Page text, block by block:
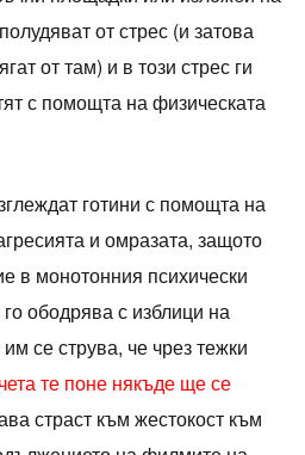
от стрес (и затова
от там) и в този стрес ги
с помощта на физическата
готини с помощта на
и омразата, защото
в монотонния психически
ободрява с изблици на
се струва, че чрез тежки
те поне някъде ще се
страст към жестокост към